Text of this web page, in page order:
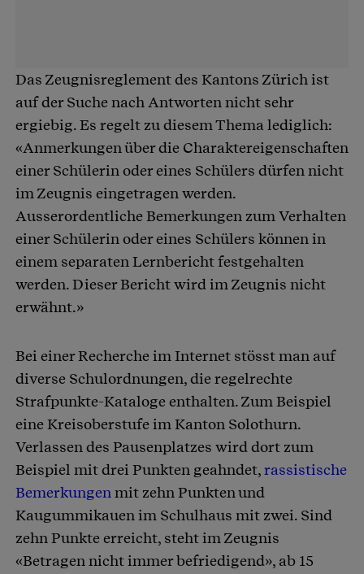
Das Zeugnisreglement des Kantons Zürich ist
auf der Suche nach Antworten nicht sehr
ergiebig. Es regelt zu diesem Thema lediglich:
«Anmerkungen über die Charaktereigenschaften
einer Schülerin oder eines Schülers dürfen nicht
im Zeugnis eingetragen werden.
Ausserordentliche Bemerkungen zum Verhalten
einer Schülerin oder eines Schülers können in
einem separaten Lernbericht festgehalten
werden. Dieser Bericht wird im Zeugnis nicht
erwähnt.»
Bei einer Recherche im Internet stösst man auf
diverse Schulordnungen, die regelrechte
Strafpunkte-Kataloge enthalten. Zum Beispiel
eine Kreisoberstufe im Kanton Solothurn.
Verlassen des Pausenplatzes wird dort zum
Beispiel mit drei Punkten geahndet,rassistische
Bemerkungenmit zehn Punkten und
Kaugummikauen im Schulhaus mit zwei. Sind
zehn Punkte erreicht, steht im Zeugnis
«Betragen nicht immer befriedigend», ab 15